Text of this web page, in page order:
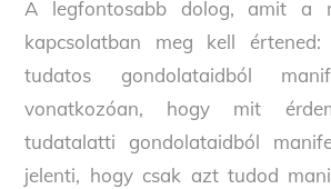
A legfontosabb dolog, amit a
kapcsolatban meg kell
tudatos gondolataidból
vonatkozóan, hogy mit
tudatalatti gondolataidból
jelenti, hogy csak azt tudod